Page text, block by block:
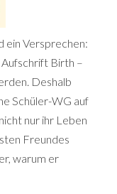
ein Versprechen:
Birth –
Deshalb
Schüler-WG auf
nur ihr Leben
Freundes
warum er